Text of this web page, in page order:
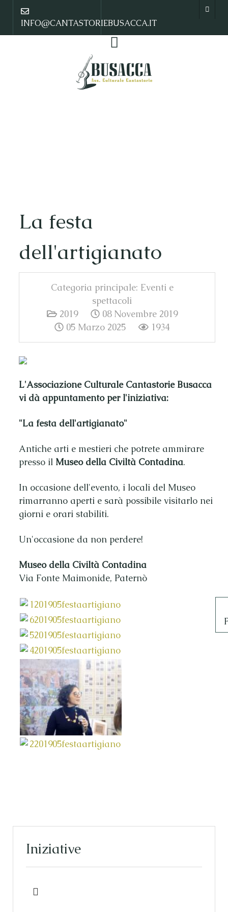
INFO@CANTASTORIEBUSACCA.IT
La festa
dell'artigianato
Categoria principale: Eventi e
spettacoli
2019
08 Novembre 2019
05 Marzo 2025
1934
L'Associazione Culturale Cantastorie Busacca
vi dà appuntamento per l'iniziativa:
"La festa dell'artigianato"
Antiche arti e mestieri che potrete ammirare
presso il Museo della Civiltà Contadina.
In occasione dell'evento, i locali del Museo
rimarranno aperti e sarà possibile visitarlo nei
giorni e orari stabiliti.
Un'occasione da non perdere!
Museo della Civiltà Contadina
Via Fonte Maimonide, Paternò
Iniziative